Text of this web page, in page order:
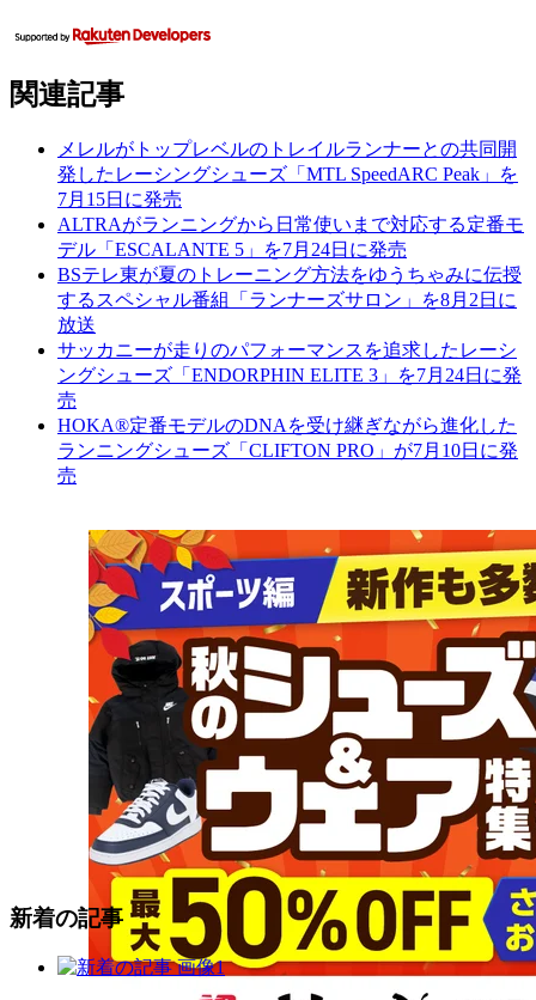
関連記事
メレルがトップレベルのトレイルランナーとの共同開
発したレーシングシューズ「MTL SpeedARC Peak」を
7月15日に発売
ALTRAがランニングから日常使いまで対応する定番モ
デル「ESCALANTE 5」を7月24日に発売
BSテレ東が夏のトレーニング方法をゆうちゃみに伝授
するスペシャル番組「ランナーズサロン」を8月2日に
放送
サッカニーが走りのパフォーマンスを追求したレーシ
ングシューズ「ENDORPHIN ELITE 3」を7月24日に発
売
HOKA®定番モデルのDNAを受け継ぎながら進化した
ランニングシューズ「CLIFTON PRO」が7月10日に発
売
新着の記事